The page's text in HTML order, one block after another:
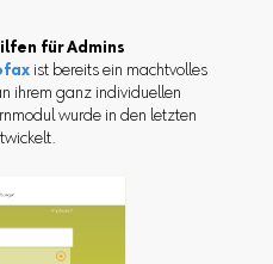
für Admins
ist bereits ein machtvolles
ihrem ganz individuellen
wurde in den letzten